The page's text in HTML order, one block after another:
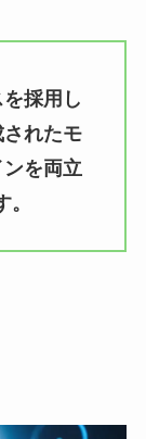
採用し
れたモ
を両立